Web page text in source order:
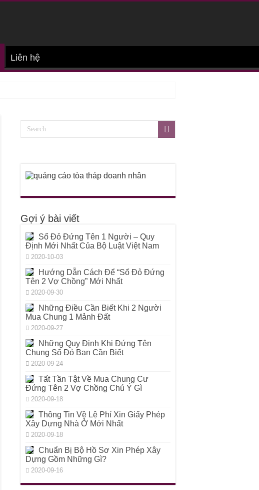
Liên hệ
Gợi ý bài viết
Sổ Đỏ Đứng Tên 1 Người – Quy
Định Mới Nhất Của Bộ Luật Việt Nam
2020-10-03
Hướng Dẫn Cách Để “Sổ Đỏ Đứng
Tên 2 Vợ Chồng” Mới Nhất
2020-09-30
Những Điều Cần Biết Khi 2 Người
Mua Chung 1 Mảnh Đất
2020-09-27
Những Quy Định Khi Đứng Tên
Chung Sổ Đỏ Bạn Cần Biết
2020-09-24
Tất Tần Tật Về Mua Chung Cư
Đứng Tên 2 Vợ Chồng Chú Ý Gì
2020-09-18
Thông Tin Về Lệ Phí Xin Giấy Phép
Xây Dựng Nhà Ở Mới Nhất
2020-09-18
Chuẩn Bị Bộ Hồ Sơ Xin Phép Xây
Dựng Gồm Những Gì?
2020-09-16